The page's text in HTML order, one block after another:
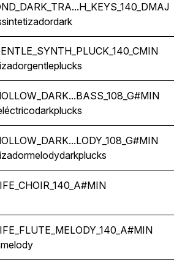
sintetizadordark
gentleplucks
darkplucks
melodydarkplucks
melody